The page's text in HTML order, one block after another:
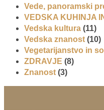
Vede, panoramski
VEDSKA KUHINJA
Vedska kultura (11)
Vedska znanost (10)
Vegetarijanstvo in
ZDRAVJE (8)
Znanost (3)